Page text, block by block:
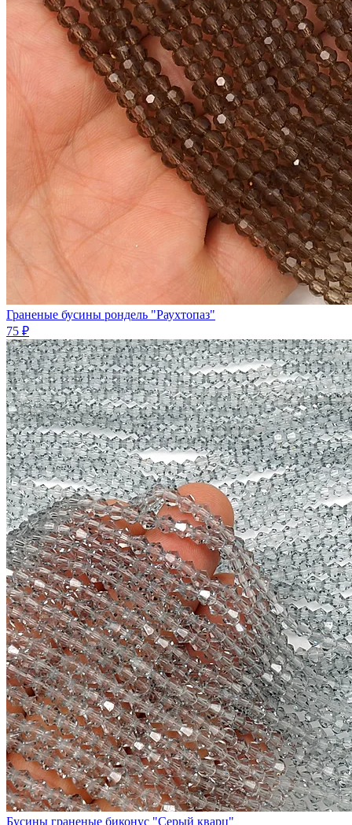
Граненые бусины рондель "Раухтопаз"
75 ₽
Бусины граненые биконус "Серый кварц"